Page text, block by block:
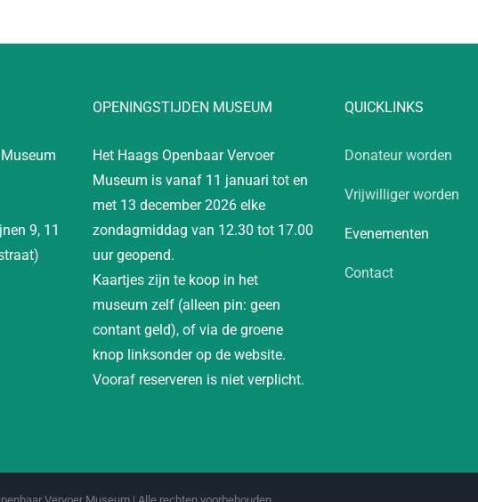
9, 11
OPENINGSTIJDEN MUSEUM
Het Haags Openbaar Vervoer
Museum is vanaf 11 januari tot en
met 13 december 2026 elke
zondagmiddag van 12.30 tot 17.00
uur geopend.
Kaartjes zijn te koop in het
museum zelf (alleen pin: geen
contant geld), of via de groene
knop linksonder op de website.
Vooraf reserveren is niet verplicht.
QUICKLINKS
Donateur worden
Vrijwilliger worden
Evenementen
Contact